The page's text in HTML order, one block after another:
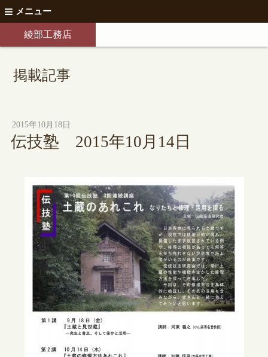
メニュー
綾部工務店
掲載記事
2015年10月18日
伝技塾 2015年10月14日